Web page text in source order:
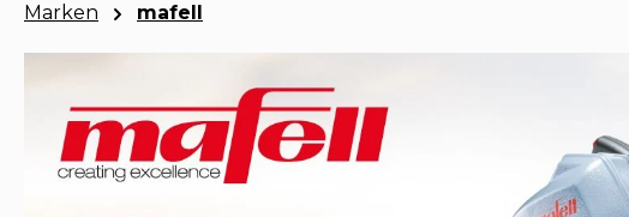
Marken mafell